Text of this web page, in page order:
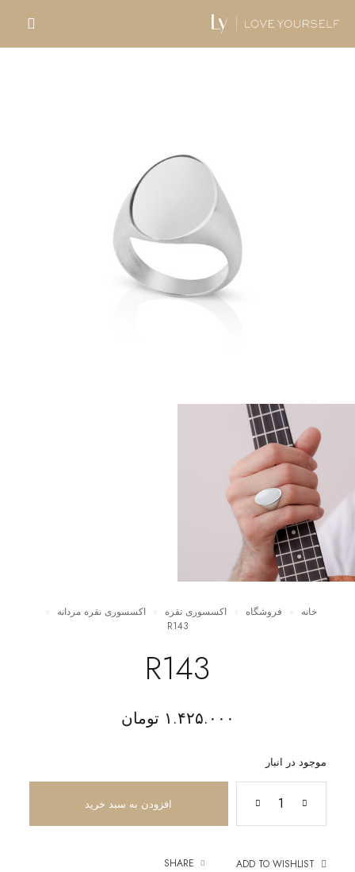
خانه فروشگاه اکسسوری نقره
اکسسوری نقره مردانه
R143
R143
۱.۴۲۵.۰۰۰ تومان
موجود در انبار
افزودن به سبد خرید
ADD TO WISHLIST
SHARE